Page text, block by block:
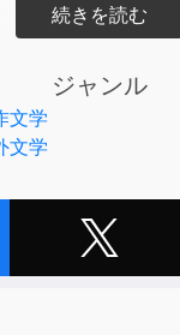
競技に心得がある
年、ホームズの
ジャンル
文学
文学